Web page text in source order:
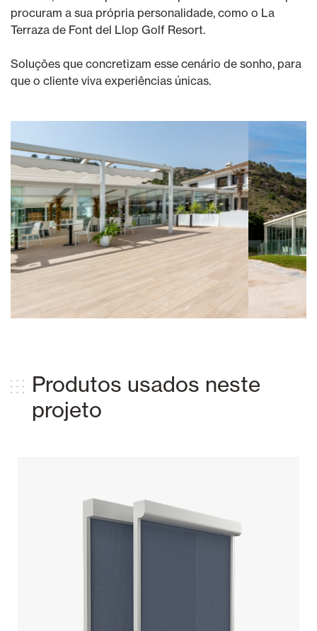
procuram a sua própria personalidade, como o La
Terraza de Font del Llop Golf Resort.
Soluções que concretizam esse cenário de sonho, para
que o cliente viva experiências únicas.
Produtos usados ​​neste
projeto